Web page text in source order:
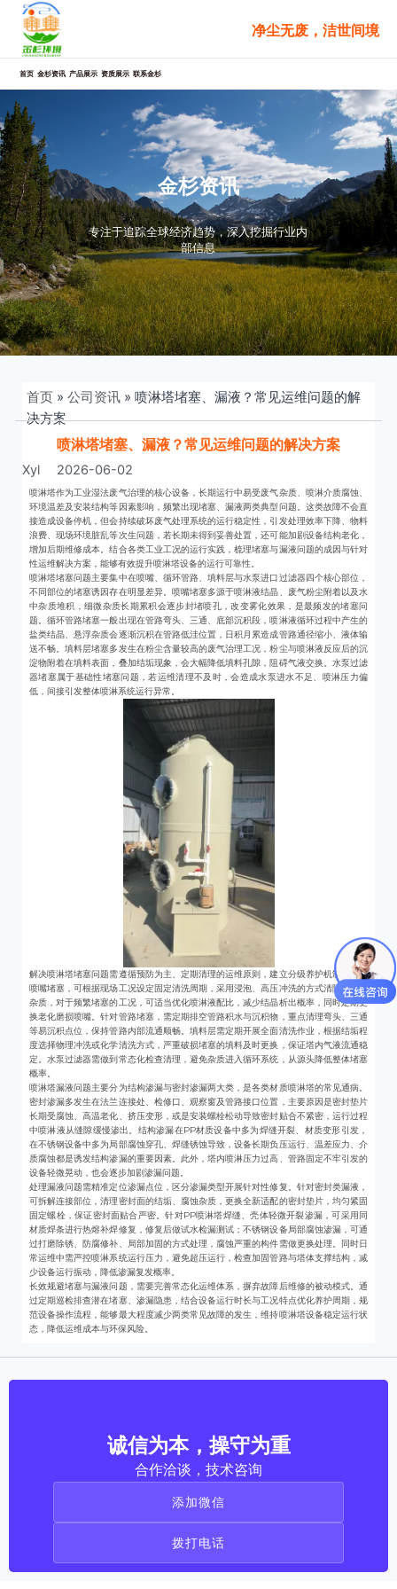
净尘无废，洁世间境
首页 金杉资讯 产品展示 资质展示 联系金杉
金杉资讯
专注于追踪全球经济趋势，深入挖掘行业内
部信息
首页 » 公司资讯 » 喷淋塔堵塞、漏液？常见运维问题的解
决方案
喷淋塔堵塞、漏液？常见运维问题的解决方案
Xyl 2026-06-02
喷淋塔作为工业湿法废气治理的核心设备，长期运行中易受废气杂质、喷淋介质腐蚀、
环境温差及安装结构等因素影响，频繁出现堵塞、漏液两类典型问题。这类故障不会直
接造成设备停机，但会持续破坏废气处理系统的运行稳定性，引发处理效率下降、物料
浪费、现场环境脏乱等次生问题，若长期未得到妥善处置，还可能加剧设备结构老化，
增加后期维修成本。结合各类工业工况的运行实践，梳理堵塞与漏液问题的成因与针对
性运维解决方案，能够有效提升喷淋塔设备的运行可靠性。
喷淋塔堵塞问题主要集中在喷嘴、循环管路、填料层与水泵进口过滤器四个核心部位，
不同部位的堵塞诱因存在明显差异。喷嘴堵塞多源于喷淋液结晶、废气粉尘附着以及水
中杂质堆积，细微杂质长期累积会逐步封堵喷孔，改变雾化效果，是最频发的堵塞问
题。循环管路堵塞一般出现在管路弯头、三通、底部沉积段，喷淋液循环过程中产生的
盐类结晶、悬浮杂质会逐渐沉积在管路低洼位置，日积月累造成管路通径缩小、液体输
送不畅。填料层堵塞多发生在粉尘含量较高的废气治理工况，粉尘与喷淋液反应后的沉
淀物附着在填料表面，叠加结垢现象，会大幅降低填料孔隙，阻碍气液交换。水泵过滤
器堵塞属于基础性堵塞问题，若运维清理不及时，会造成水泵进水不足、喷淋压力偏
低，间接引发整体喷淋系统运行异常。
解决喷淋塔堵塞问题需遵循预防为主、定期清理的运维原则，建立分级养护机制。针对
喷嘴堵塞，可根据现场工况设定固定清洗周期，采用浸泡、高压冲洗的方式清除结晶与
杂质，对于频繁堵塞的工况，可适当优化喷淋液配比，减少结晶析出概率，同时定期更
换老化磨损喷嘴。针对管路堵塞，需定期排空管路积水与沉积物，重点清理弯头、三通
等易沉积点位，保持管路内部流通顺畅。填料层需定期开展全面清洗作业，根据结垢程
度选择物理冲洗或化学清洗方式，严重破损堵塞的填料及时更换，保证塔内气液流通稳
定。水泵过滤器需做到常态化检查清理，避免杂质进入循环系统，从源头降低整体堵塞
概率。
喷淋塔漏液问题主要分为结构渗漏与密封渗漏两大类，是各类材质喷淋塔的常见通病。
密封渗漏多发生在法兰连接处、检修口、观察窗及管路接口位置，主要原因是密封垫片
长期受腐蚀、高温老化、挤压变形，或是安装螺栓松动导致密封贴合不紧密，运行过程
中喷淋液从缝隙缓慢渗出。结构渗漏在PP材质设备中多为焊缝开裂、材质变形引发，
在不锈钢设备中多为局部腐蚀穿孔、焊缝锈蚀导致，设备长期负压运行、温差应力、介
质腐蚀都是诱发结构渗漏的重要因素。此外，塔内喷淋压力过高、管路固定不牢引发的
设备轻微晃动，也会逐步加剧渗漏问题。
处理漏液问题需精准定位渗漏点位，区分渗漏类型开展针对性修复。针对密封类漏液，
可拆解连接部位，清理密封面的结垢、腐蚀杂质，更换全新适配的密封垫片，均匀紧固
固定螺栓，保证密封面贴合严密。针对PP喷淋塔焊缝、壳体轻微开裂渗漏，可采用同
材质焊条进行热熔补焊修复，修复后做试水检漏测试；不锈钢设备局部腐蚀渗漏，可通
过打磨除锈、防腐修补、局部加固的方式处理，腐蚀严重的构件需做更换处理。同时日
常运维中需严控喷淋系统运行压力，避免超压运行，检查加固管路与塔体支撑结构，减
少设备运行振动，降低渗漏复发概率。
长效规避堵塞与漏液问题，需要完善常态化运维体系，摒弃故障后维修的被动模式。通
过定期巡检排查潜在堵塞、渗漏隐患，结合设备运行时长与工况特点优化养护周期，规
范设备操作流程，能够最大程度减少两类常见故障的发生，维持喷淋塔设备稳定运行状
态，降低运维成本与环保风险。
诚信为本，操守为重
合作洽谈，技术咨询
添加微信
拨打电话